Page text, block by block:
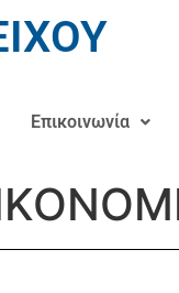
Επικοινωνία